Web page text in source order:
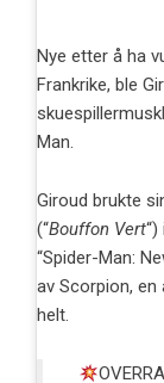
Nye etter å ha
Frankrike, ble
Man.
Giroud brukte
(“Bouffon Vert
“Spider-Man:
av Scorpion, en
helt.